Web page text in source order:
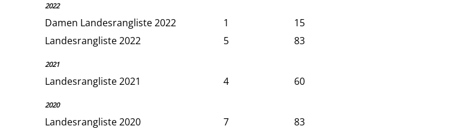
2022
Damen Landesrangliste 2022 1
15
Landesrangliste 2022
5 83
2021
Landesrangliste 2021 4 60
2020
Landesrangliste 2020 7 83